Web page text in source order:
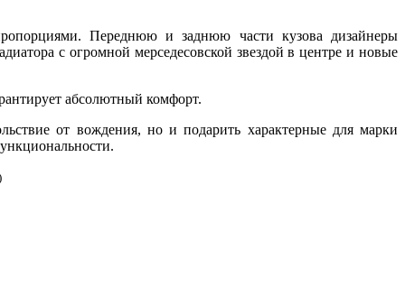
Переднюю и заднюю части кузова дизайнеры
с огромной мерседесовской звездой в центре и новые
абсолютный комфорт.
от вождения, но и подарить характерные для марки